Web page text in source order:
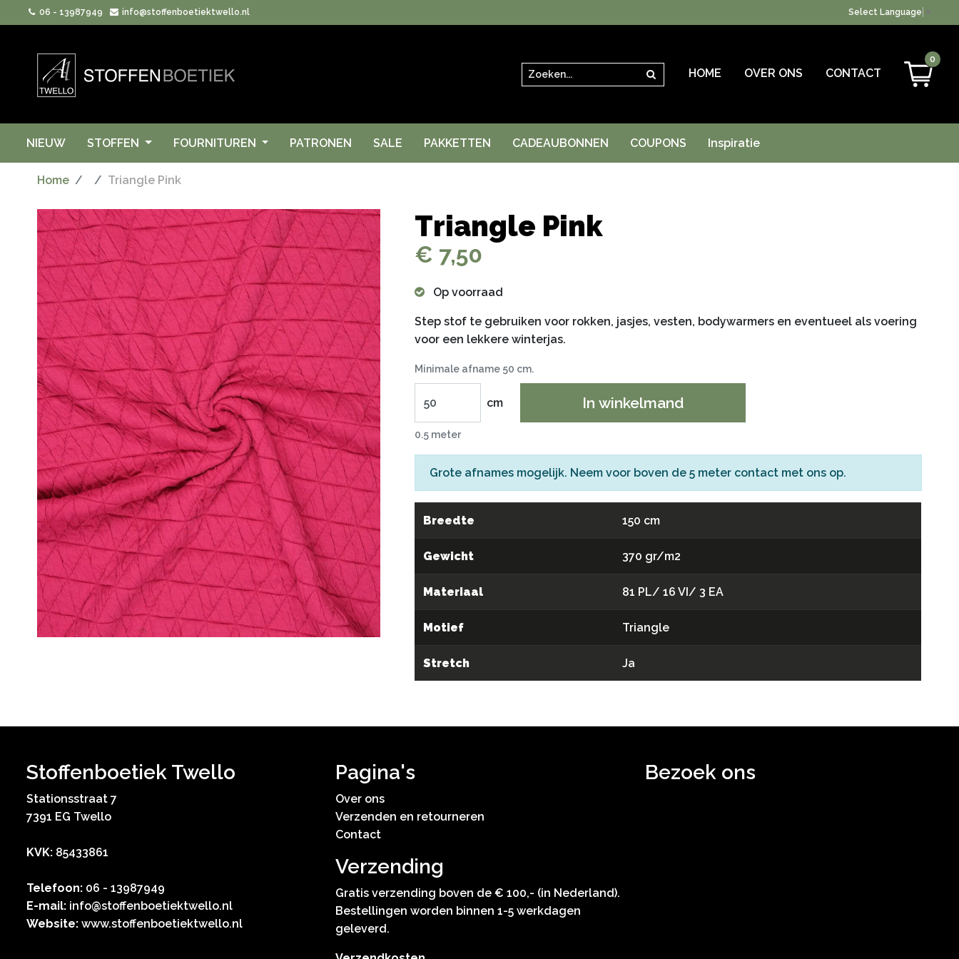
06 - 13987949 info@stoffenboetiektwello.nl Select Language
Zoeken Zoeken HOME OVER ONS CONTACT
0
NIEUW STOFFEN FOURNITUREN PATRONEN SALE PAKKETTEN CADEAUBONNEN COUPONS Inspiratie
Home Triangle Pink
Triangle Pink
€ 7,50
Op voorraad
Step stof te gebruiken voor rokken, jasjes, vesten, bodywarmers en eventueel als voering
voor een lekkere winterjas.
Minimale afname 50 cm.
cm In winkelmand
0.5 meter
Grote afnames mogelijk. Neem voor boven de 5 meter contact met ons op.
Breedte 150 cm
Gewicht 370 gr/m2
Materiaal 81 PL/ 16 VI/ 3 EA
Motief Triangle
Stretch Ja
Stoffenboetiek Twello
Stationsstraat 7
7391 EG Twello
KVK: 85433861
Telefoon: 06 - 13987949
E-mail: info@stoffenboetiektwello.nl
Website: www.stoffenboetiektwello.nl
Pagina's
Over ons
Verzenden en retourneren
Contact
Verzending
Gratis verzending boven de € 100,- (in Nederland).
Bestellingen worden binnen 1-5 werkdagen
geleverd.
Bezoek ons